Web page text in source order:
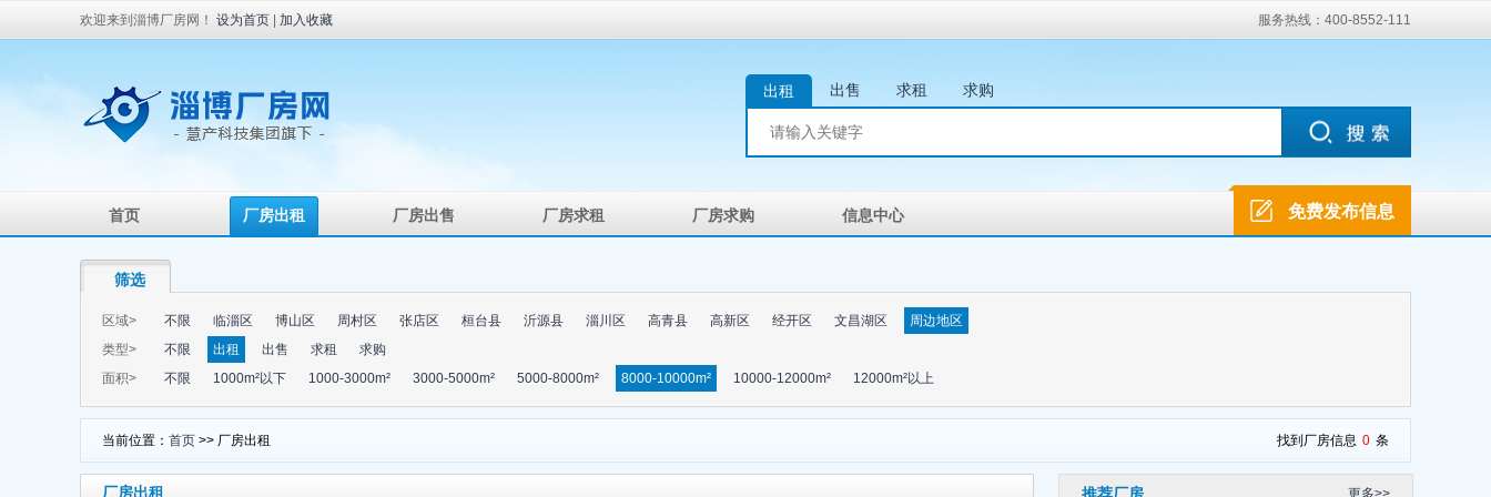
欢迎来到淄博厂房网！ 设为首页 加入收藏 服务热线：400-8552-111
出租 出售 求租 求购
首页 厂房出租 厂房出售 厂房求租 厂房求购 信息中心 免费发布信息
筛选
区域> 不限 临淄区 博山区 周村区 张店区 桓台县 沂源县 淄川区 高青县 高新区 经开区 文昌湖区
周边地区
类型>
不限 出租 出售 求租
求购
面积>
不限 1000m²以下 1000-3000m² 3000-5000m² 5000-8000m² 8000-10000m² 10000-12000m² 12000m²以上
当前位置： 首页 >> 厂房出租 找到厂房信息 0 条
厂房出租 更多>>